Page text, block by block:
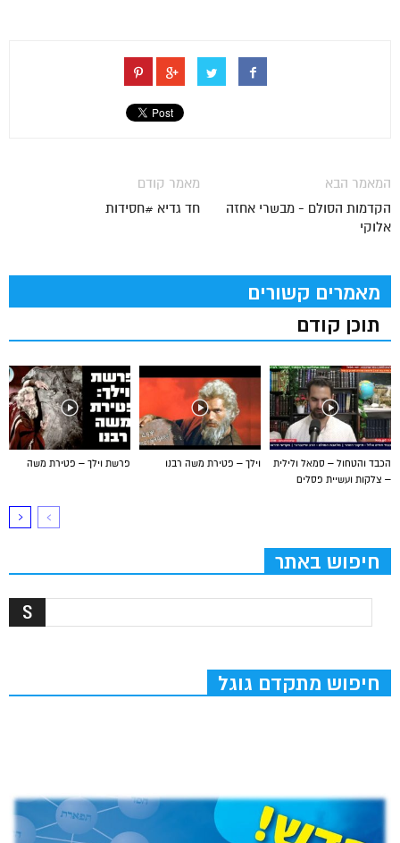
מאמר קודם
חד גדיא #חסידות
המאמר הבא
הקדמות הסולם - מבשרי אחזה
אלוקי
מאמרים קשורים
תוכן קודם
פרשת וילך – פטירת משה וילך – פטירת משה רבנו
הכבד והטחול – סמאל ולילית
– צלקות ועשיית פסלים
חיפוש באתר
חיפוש מתקדם גוגל